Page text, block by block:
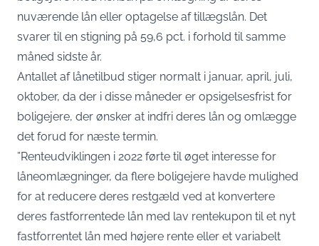
nuværende lån eller optagelse af tillægslån. Det
svarer til en stigning på 59,6 pct. i forhold til samme
måned sidste år.
Antallet af lånetilbud stiger normalt i januar, april, juli,
oktober, da der i disse måneder er opsigelsesfrist for
boligejere, der ønsker at indfri deres lån og omlægge
det forud for næste termin.
”Renteudviklingen i 2022 førte til øget interesse for
låneomlægninger, da flere boligejere havde mulighed
for at reducere deres restgæld ved at konvertere
deres fastforrentede lån med lav rentekupon til et nyt
fastforrentet lån med højere rente eller et variabelt